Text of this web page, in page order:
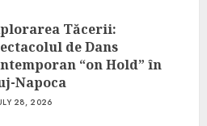
Tăcerii:
de Dans
“on Hold” în
Napoca
28, 2026